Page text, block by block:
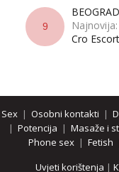
9
Cro
Sex| Osobni kontakti |
| Potencija | Masaže i
Phone sex| Fetish
Uvjeti korištenja |